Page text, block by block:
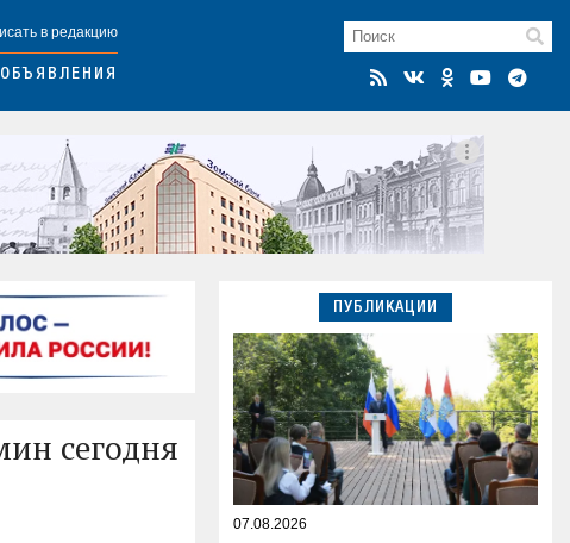
в редакцию
ОБЪЯВЛЕНИЯ
сегодня
ПУБЛИКАЦИИ
07.08.2026